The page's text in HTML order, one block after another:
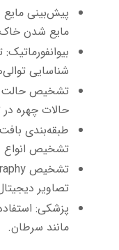
پیش‌بینی
مایع شدن خاک
شناسایی
تشخیص حالت
حالات چهره‌ در
طبقه‌بندی
تشخیص انواع
تصاویر
پزشکی:
مانند سرطان.